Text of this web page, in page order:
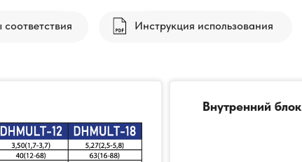
Инструкция использования
Внутренний блок